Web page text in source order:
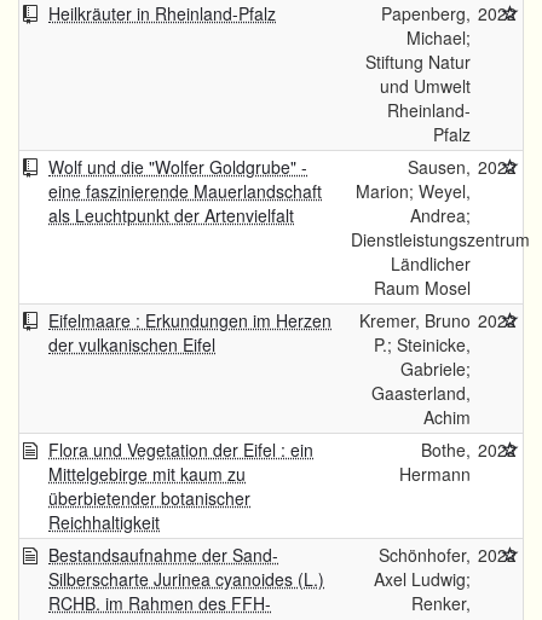
Heilkräuter in Rheinland-Pfalz
Papenberg,
Michael;
Stiftung Natur
und Umwelt
Rheinland-
Pfalz
2022
Wolf und die "Wolfer Goldgrube" -
eine faszinierende Mauerlandschaft
als Leuchtpunkt der Artenvielfalt
Sausen,
Marion; Weyel,
Andrea;
Dienstleistungszentrum
Ländlicher
Raum Mosel
2022
Eifelmaare : Erkundungen im Herzen
der vulkanischen Eifel
Kremer, Bruno
P.; Steinicke,
Gabriele;
Gaasterland,
Achim
2022
Flora und Vegetation der Eifel : ein
Mittelgebirge mit kaum zu
überbietender botanischer
Reichhaltigkeit
Bothe,
Hermann
2022
Bestandsaufnahme der Sand-
Silberscharte Jurinea cyanoides (L.)
RCHB. im Rahmen des FFH-
Schönhofer,
Axel Ludwig;
Renker,
2022